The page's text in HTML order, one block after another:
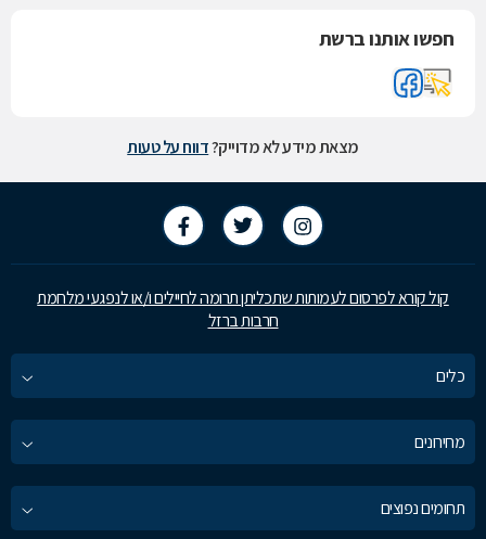
חפשו אותנו ברשת
מצאת מידע לא מדוייק?דווח על טעות
קול קורא לפרסום לעמותות שתכליתן תרומה לחיילים ו/או לנפגעי מלחמת
חרבות ברזל
כלים
מחירונים
תחומים נפוצים